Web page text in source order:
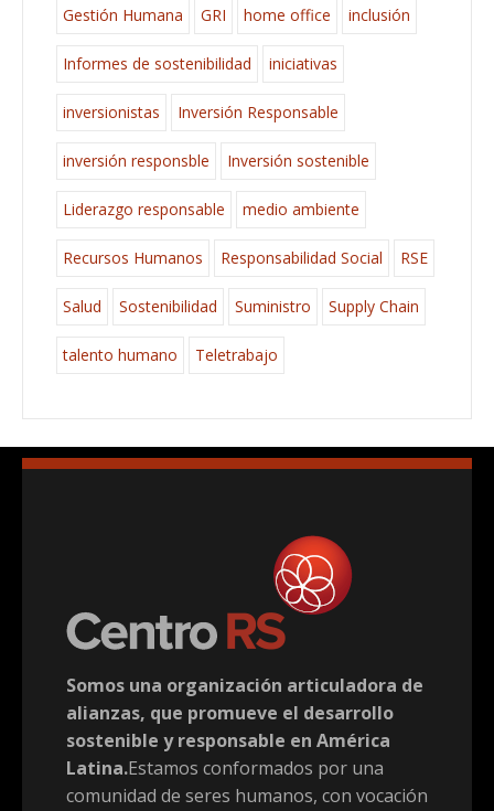
Gestión Humana GRI home office inclusión
Informes de sostenibilidad iniciativas
inversionistas Inversión Responsable
inversión responsble Inversión sostenible
Liderazgo responsable medio ambiente
Recursos Humanos Responsabilidad Social RSE
Salud Sostenibilidad Suministro Supply Chain
talento humano Teletrabajo
Somos una organización articuladora de
alianzas, que promueve el desarrollo
sostenible y responsable en América
Latina.Estamos conformados por una
comunidad de seres humanos, con vocación